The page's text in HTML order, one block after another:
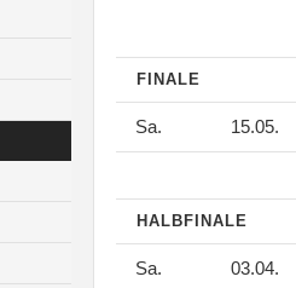
FINALE
Sa. 15.05.
HALBFINALE
Sa. 03.04.